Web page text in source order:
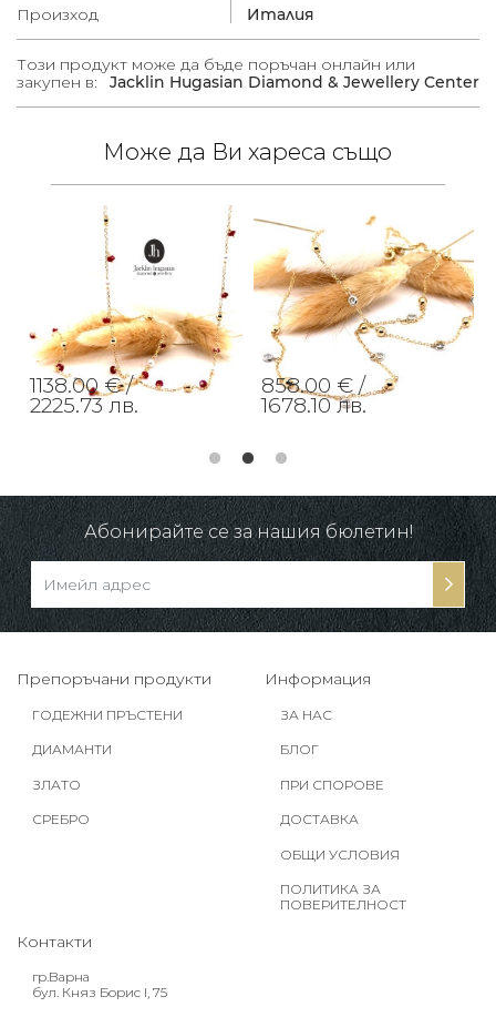
Произход Италия
Този продукт може да бъде поръчан онлайн или
закупен в:
Jacklin Hugasian Diamond & Jewellery Center
Може да Ви хареса също
1138.00 € /
2225.73 лв.
858.00 € /
1678.10 лв.
Абонирайте се за нашия бюлетин!
Препоръчани продукти
ГОДЕЖНИ ПРЪСТЕНИ
ДИАМАНТИ
ЗЛАТО
СРЕБРО
Информация
ЗА НАС
БЛОГ
ПРИ СПОРОВЕ
ДОСТАВКА
ОБЩИ УСЛОВИЯ
ПОЛИТИКА ЗА
ПОВЕРИТЕЛНОСТ
Контакти
гр.Варна
бул. Княз Борис I, 75